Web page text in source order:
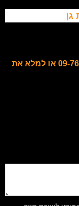
גן
מוזמנים ליצור איתנו קשר בטלפון 09-7602560 או למלא את